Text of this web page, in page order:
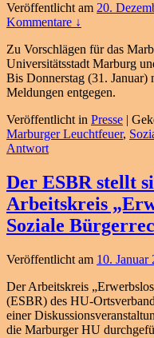
Veröffentlicht am 20.
Kommentare ↓
Zu Vorschlägen für das
Universitätsstadt Marburg
Bis Donnerstag (31.
Meldungen entgegen.
Veröffentlicht in Presse
Marburger Leuchtfeuer,
Antwort
Der ESBR stellt
Arbeitskreis
Soziale
Veröffentlicht am 10. Januar
Der Arbeitskreis
(ESBR) des HU-
einer
die Marburger HU